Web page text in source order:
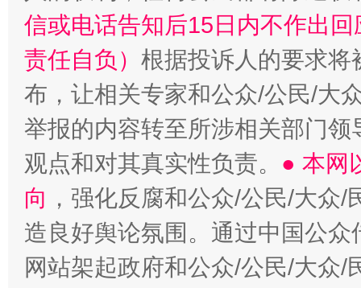
信或电话告知后15日内不作出
责任自负） 根据投诉人的要求将
布，让相关专家和公众/公民/大
举报的内容转至所涉相关部门
观点和对其真实性负责。 ● 本网
向 ，强化反腐和公众/公民/大众
造良好舆论氛围。通过中国公
网站架起政府和公众/公民/大众